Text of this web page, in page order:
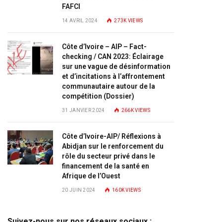
FAFCI
14 AVRIL 2024 273K VIEWS
Côte d’Ivoire – AIP – Fact-
checking / CAN 2023: Éclairage
sur une vague de désinformation
et d’incitations à l’affrontement
communautaire autour de la
compétition (Dossier)
31 JANVIER 2024 266KVIEWS
Côte d’Ivoire-AIP/ Réflexions à
Abidjan sur le renforcement du
rôle du secteur privé dans le
financement de la santé en
Afrique de l’Ouest
20 JUIN 2024 160KVIEWS